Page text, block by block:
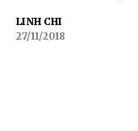
LINH CHI
27/11/2018